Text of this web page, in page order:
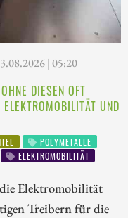
| 05:20
DIESEN OFT
UND
POLYMETALLE
ELEKTROMOBILITÄT
Elektromobilität
Treibern für die